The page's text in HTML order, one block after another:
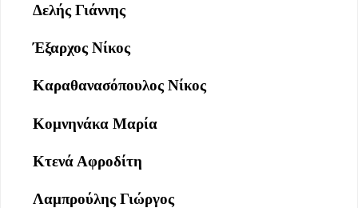
Δελής Γιάννης
Έξαρχος Νίκος
Καραθανασόπουλος Νίκος
Κομνηνάκα Μαρία
Κτενά Αφροδίτη
Λαμπρούλης Γιώργος